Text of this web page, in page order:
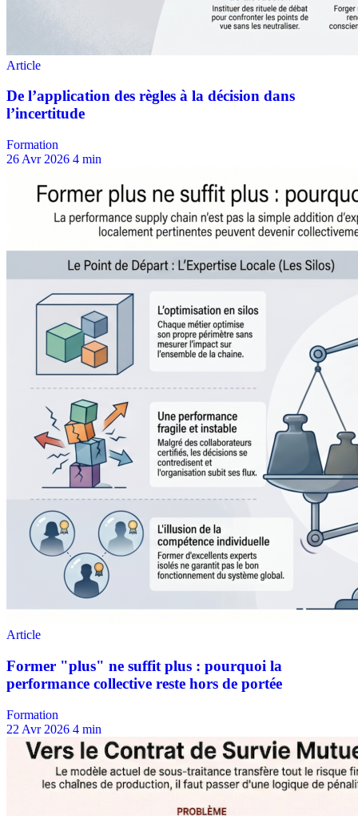
Formation
26 Avr 2026 4 min
Formation
22 Avr 2026 4 min